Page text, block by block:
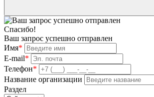
Спасибо!
Ваш запрос успешно отправлен
Имя*
E-mail*
Телефон*
Название организации
Раздел